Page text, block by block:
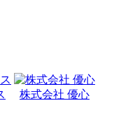
株式会社 優心